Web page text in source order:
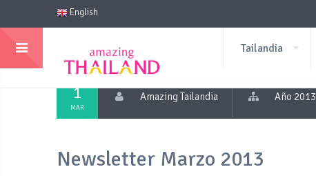
English
Tailandia
1
MAR
Amazing Tailandia Año 2013
Newsletter Marzo 2013